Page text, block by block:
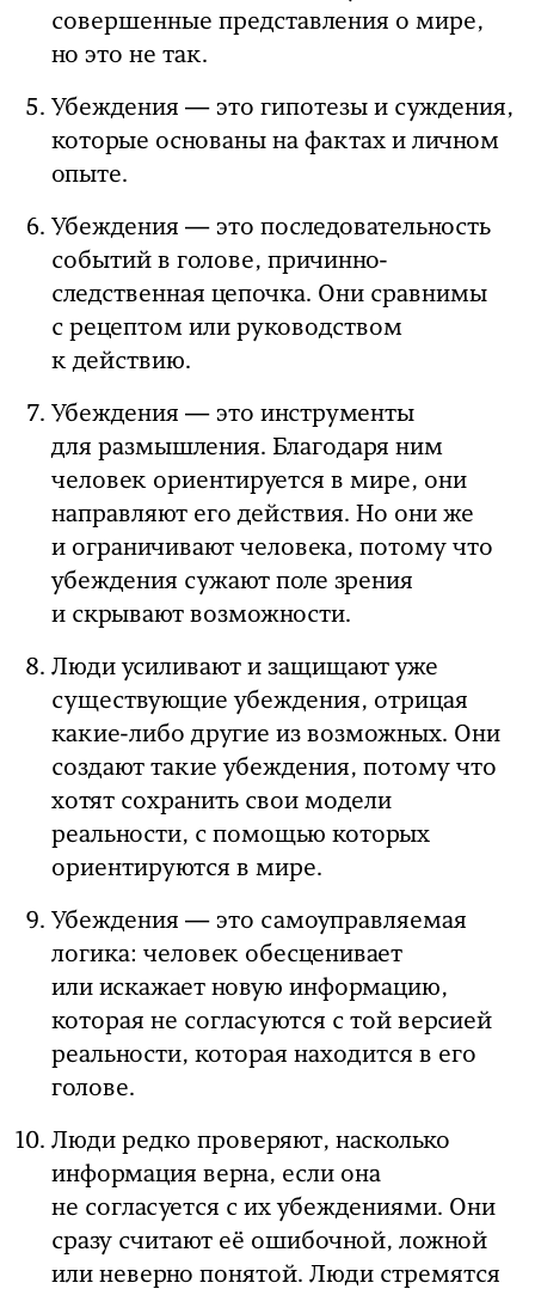
совершенные представления о мире,
но это не так.
Убеждения — это гипотезы и суждения,
которые основаны на фактах и личном
опыте.
Убеждения — это последовательность
событий в голове, причинно-
следственная цепочка. Они сравнимы
с рецептом или руководством
к действию.
Убеждения — это инструменты
для размышления. Благодаря ним
человек ориентируется в мире, они
направляют его действия. Но они же
и ограничивают человека, потому что
убеждения сужают поле зрения
и скрывают возможности.
Люди усиливают и защищают уже
существующие убеждения, отрицая
какие-либо другие из возможных. Они
создают такие убеждения, потому что
хотят сохранить свои модели
реальности, с помощью которых
ориентируются в мире.
Убеждения — это самоуправляемая
логика: человек обесценивает
или искажает новую информацию,
которая не согласуются с той версией
реальности, которая находится в его
голове.
Люди редко проверяют, насколько
информация верна, если она
не согласуется с их убеждениями. Они
сразу считают её ошибочной, ложной
или неверно понятой. Люди стремятся